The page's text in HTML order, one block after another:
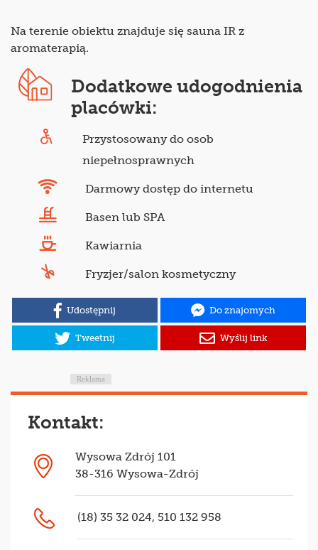
Na terenie obiektu znajduje się sauna IR z
aromaterapią.
Dodatkowe udogodnienia
placówki:
Przystosowany do osob
niepełnosprawnych
Darmowy dostęp do internetu
Basen lub SPA
Kawiarnia
Fryzjer/salon kosmetyczny
Udostępnij Do znajomych
Tweetnij Wyślij link
Reklama
Kontakt:
Wysowa Zdrój 101
38-316 Wysowa-Zdrój
(18) 35 32 024, 510 132 958